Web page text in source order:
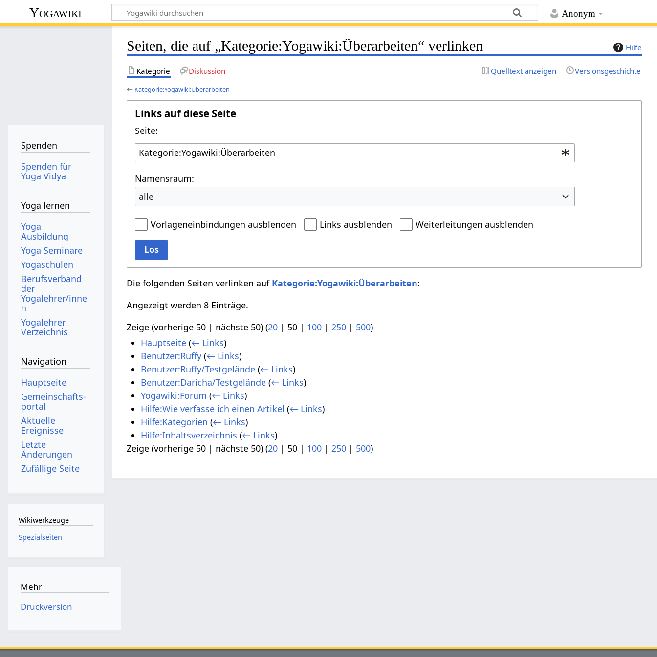
Anonym
Yogawiki
Hilfe
Seiten, die auf „Kategorie:Yogawiki:Überarbeiten“ verlinken
Kategorie Diskussion Quelltext anzeigen Versionsgeschichte
← Kategorie:Yogawiki:Überarbeiten
Links auf diese Seite
Seite:
Namensraum:
alle
Vorlageneinbindungen ausblenden Links ausblenden Weiterleitungen ausblenden
Los
Die folgenden Seiten verlinken auf Kategorie:Yogawiki:Überarbeiten:
Angezeigt werden 8 Einträge.
Zeige (vorherige 50 | nächste 50) (20 | 50 | 100 |250 | 500)
Hauptseite (← Links)
Benutzer:Ruffy (← Links)
Benutzer:Ruffy/Testgelände (← Links)
Benutzer:Daricha/Testgelände (← Links)
Yogawiki:Forum (← Links)
Hilfe:Wie verfasse ich einen Artikel (← Links)
Hilfe:Kategorien (← Links)
Hilfe:Inhaltsverzeichnis (← Links)
Zeige (vorherige 50 | nächste 50) (20 | 50 | 100 |250 | 500)
Spenden
Spenden für
Yoga Vidya
Yoga lernen
Yoga
Ausbildung
Yoga Seminare
Yogaschulen
Berufsverband
der
Yogalehrer/inne
n
Yogalehrer
Verzeichnis
Navigation
Hauptseite
Gemeinschafts­
portal
Aktuelle
Ereignisse
Letzte
Änderungen
Zufällige Seite
Wikiwerkzeuge
Spezialseiten
Mehr
Druckversion